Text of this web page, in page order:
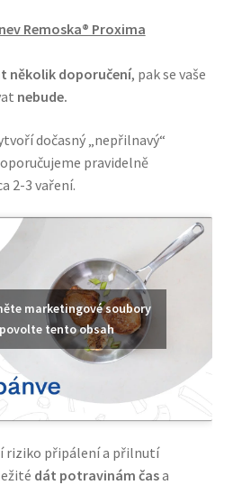
Remoska® Proxima
několik doporučení, pak se vaše
nebude.
dočasný „nepřilnavý“
pravidelně
2-3 vaření.
marketingové soubory
tento obsah
riziko připálení a přilnutí
dát potravinám časa